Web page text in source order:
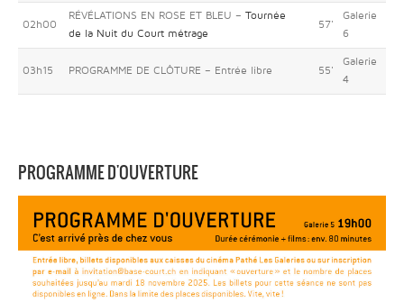
02h00
RÉVÉLATIONS EN ROSE ET BLEU – Tournée
de la Nuit du Court métrage
57'
Galerie
6
03h15 PROGRAMME DE CLÔTURE – Entrée libre 55'
Galerie
4
PROGRAMME D'OUVERTURE